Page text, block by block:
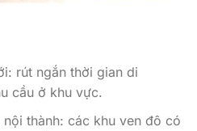
rút ngắn thời gian di
cầu ở khu vực.
thành: các khu ven đô có